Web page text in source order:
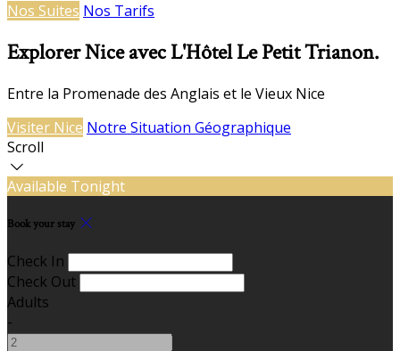
Nos Suites Nos Tarifs
Explorer Nice avec L'Hôtel Le Petit Trianon.
Entre la Promenade des Anglais et le Vieux Nice
Visiter Nice Notre Situation Géographique
Scroll
Available Tonight
Book your stay
Check In
Check Out
Adults
-